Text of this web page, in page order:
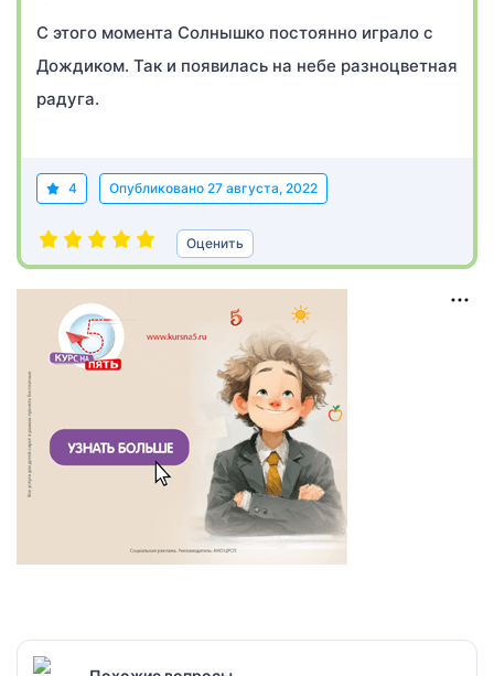
С этого момента Солнышко постоянно играло с
Дождиком. Так и появилась на небе разноцветная
радуга.
4 Опубликовано 27 августа, 2022
Оценить